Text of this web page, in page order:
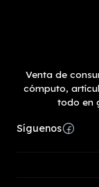
Venta de
cómputo,
todo en
Síguenos